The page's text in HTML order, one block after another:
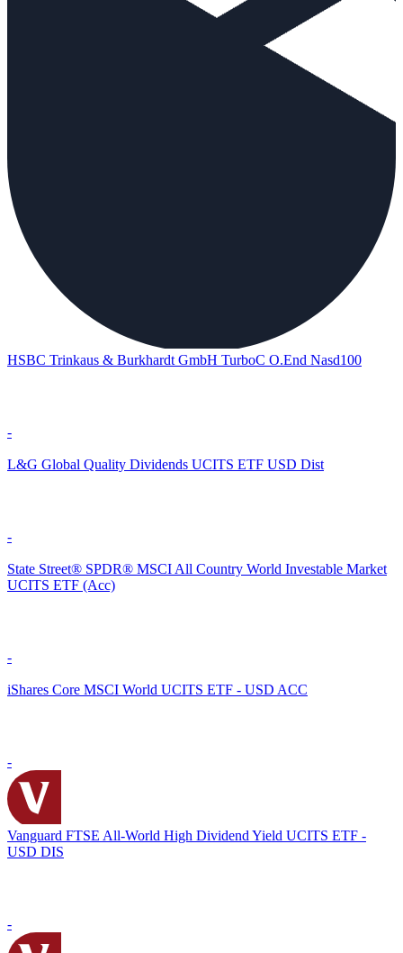
HSBC Trinkaus & Burkhardt GmbH TurboC O.End Nasd100
-
L&G Global Quality Dividends UCITS ETF USD Dist
-
State Street® SPDR® MSCI All Country World Investable Market
UCITS ETF (Acc)
-
iShares Core MSCI World UCITS ETF - USD ACC
-
Vanguard FTSE All-World High Dividend Yield UCITS ETF -
USD DIS
-